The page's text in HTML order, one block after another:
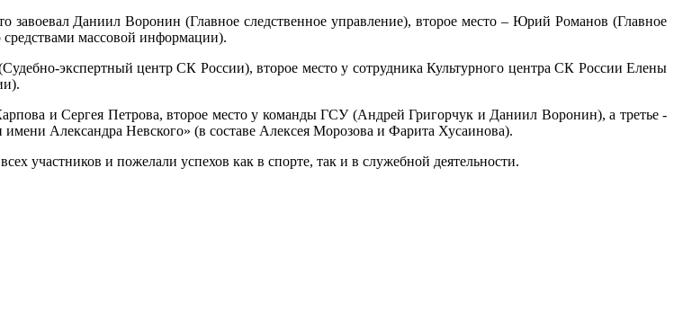
завоевал Даниил Воронин (Главное следственное управление), второе место – Юрий Романов (Главное
средствами массовой информации).
экспертный центр СК России), второе место у сотрудника Культурного центра СК России Елены
и Сергея Петрова, второе место у команды ГСУ (Андрей Григорчук и Даниил Воронин), а третье -
Александра Невского» (в составе Алексея Морозова и Фарита Хусаинова).
и пожелали успехов как в спорте, так и в служебной деятельности.